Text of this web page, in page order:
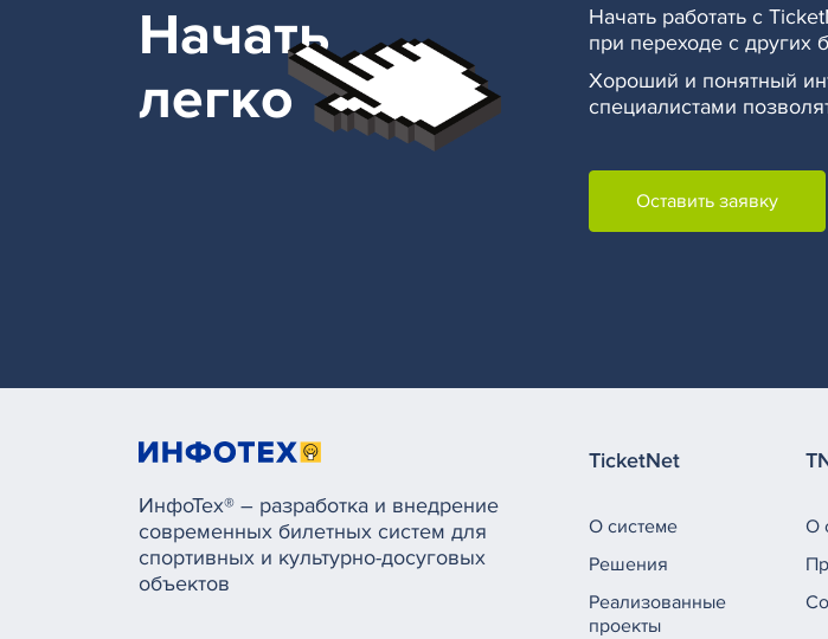
Начать
легко
Начать работать с
при переходе с других
Хороший и понятный
специалистами
Оставить заявку
ИнфоТех® – разработка и внедрение
современных билетных систем для
спортивных и культурно-досуговых
объектов
TicketNet
О системе
Решения
Реализованные
проекты
О